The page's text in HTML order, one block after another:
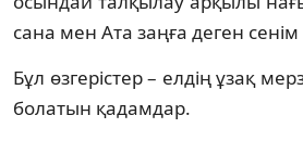
сана мен Ата заңға деген
Бұл өзгерістер – елдің ұзақ
болатын қадамдар.